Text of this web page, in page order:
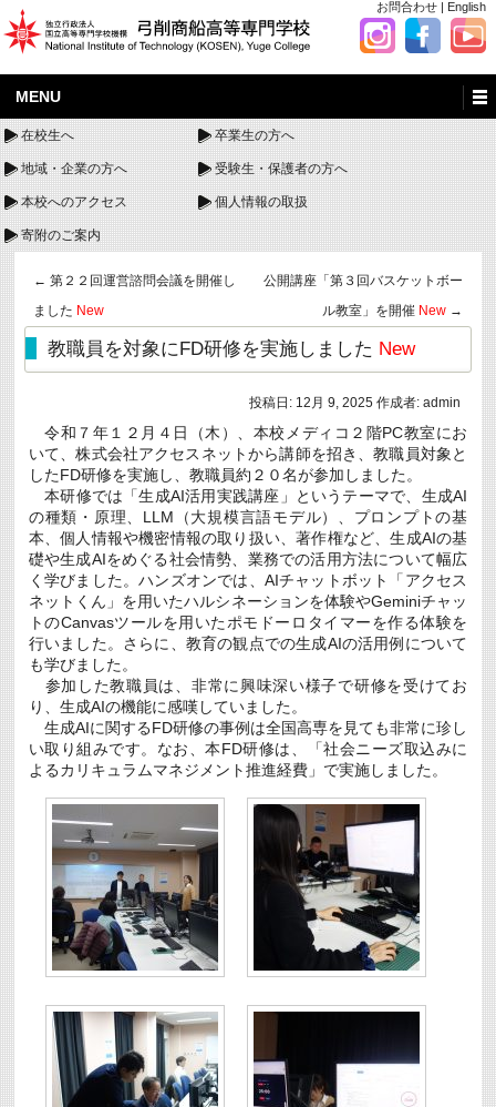
お問合わせ | English
MENU
在校生へ 卒業生の方へ
地域・企業の方へ 受験生・保護者の方へ
本校へのアクセス 個人情報の取扱
寄附のご案内
← 第２２回運営諮問会議を開催し
ました New
公開講座「第３回バスケットボー
ル教室」を開催 New →
教職員を対象にFD研修を実施しました New
投稿日: 12月 9, 2025 作成者: admin
令和７年１２月４日（木）、本校メディコ２階PC教室にお
いて、株式会社アクセスネットから講師を招き、教職員対象と
したFD研修を実施し、教職員約２０名が参加しました。
本研修では「生成AI活用実践講座」というテーマで、生成AI
の種類・原理、LLM（大規模言語モデル）、プロンプトの基
本、個人情報や機密情報の取り扱い、著作権など、生成AIの基
礎や生成AIをめぐる社会情勢、業務での活用方法について幅広
く学びました。ハンズオンでは、AIチャットボット「アクセス
ネットくん」を用いたハルシネーションを体験やGeminiチャッ
トのCanvasツールを用いたポモドーロタイマーを作る体験を
行いました。さらに、教育の観点での生成AIの活用例について
も学びました。
参加した教職員は、非常に興味深い様子で研修を受けてお
り、生成AIの機能に感嘆していました。
生成AIに関するFD研修の事例は全国高専を見ても非常に珍し
い取り組みです。なお、本FD研修は、「社会ニーズ取込みに
よるカリキュラムマネジメント推進経費」で実施しました。